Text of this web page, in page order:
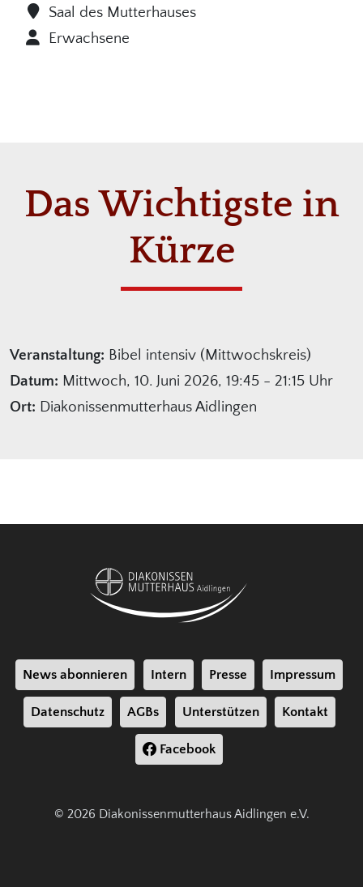
Saal des Mutterhauses
Erwachsene
Das Wichtigste in
Kürze
Veranstaltung: Bibel intensiv (Mittwochskreis)
Datum: Mittwoch, 10. Juni 2026, 19:45 - 21:15 Uhr
Ort: Diakonissenmutterhaus Aidlingen
News abonnieren Intern Presse Impressum
Datenschutz AGBs Unterstützen Kontakt
Facebook
© 2026 Diakonissenmutterhaus Aidlingen e.V.